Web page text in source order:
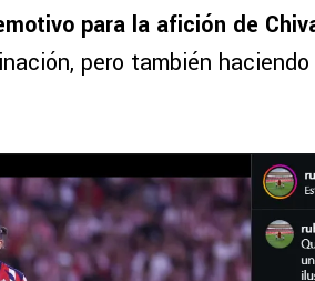
para la afición de
pero también